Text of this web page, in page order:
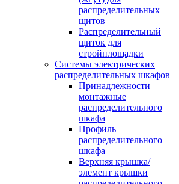
распределительных
щитов
Распределительный
щиток для
стройплощадки
Системы электрических
распределительных шкафов
Принадлежности
монтажные
распределительного
шкафа
Профиль
распределительного
шкафа
Верхняя крышка/
элемент крышки